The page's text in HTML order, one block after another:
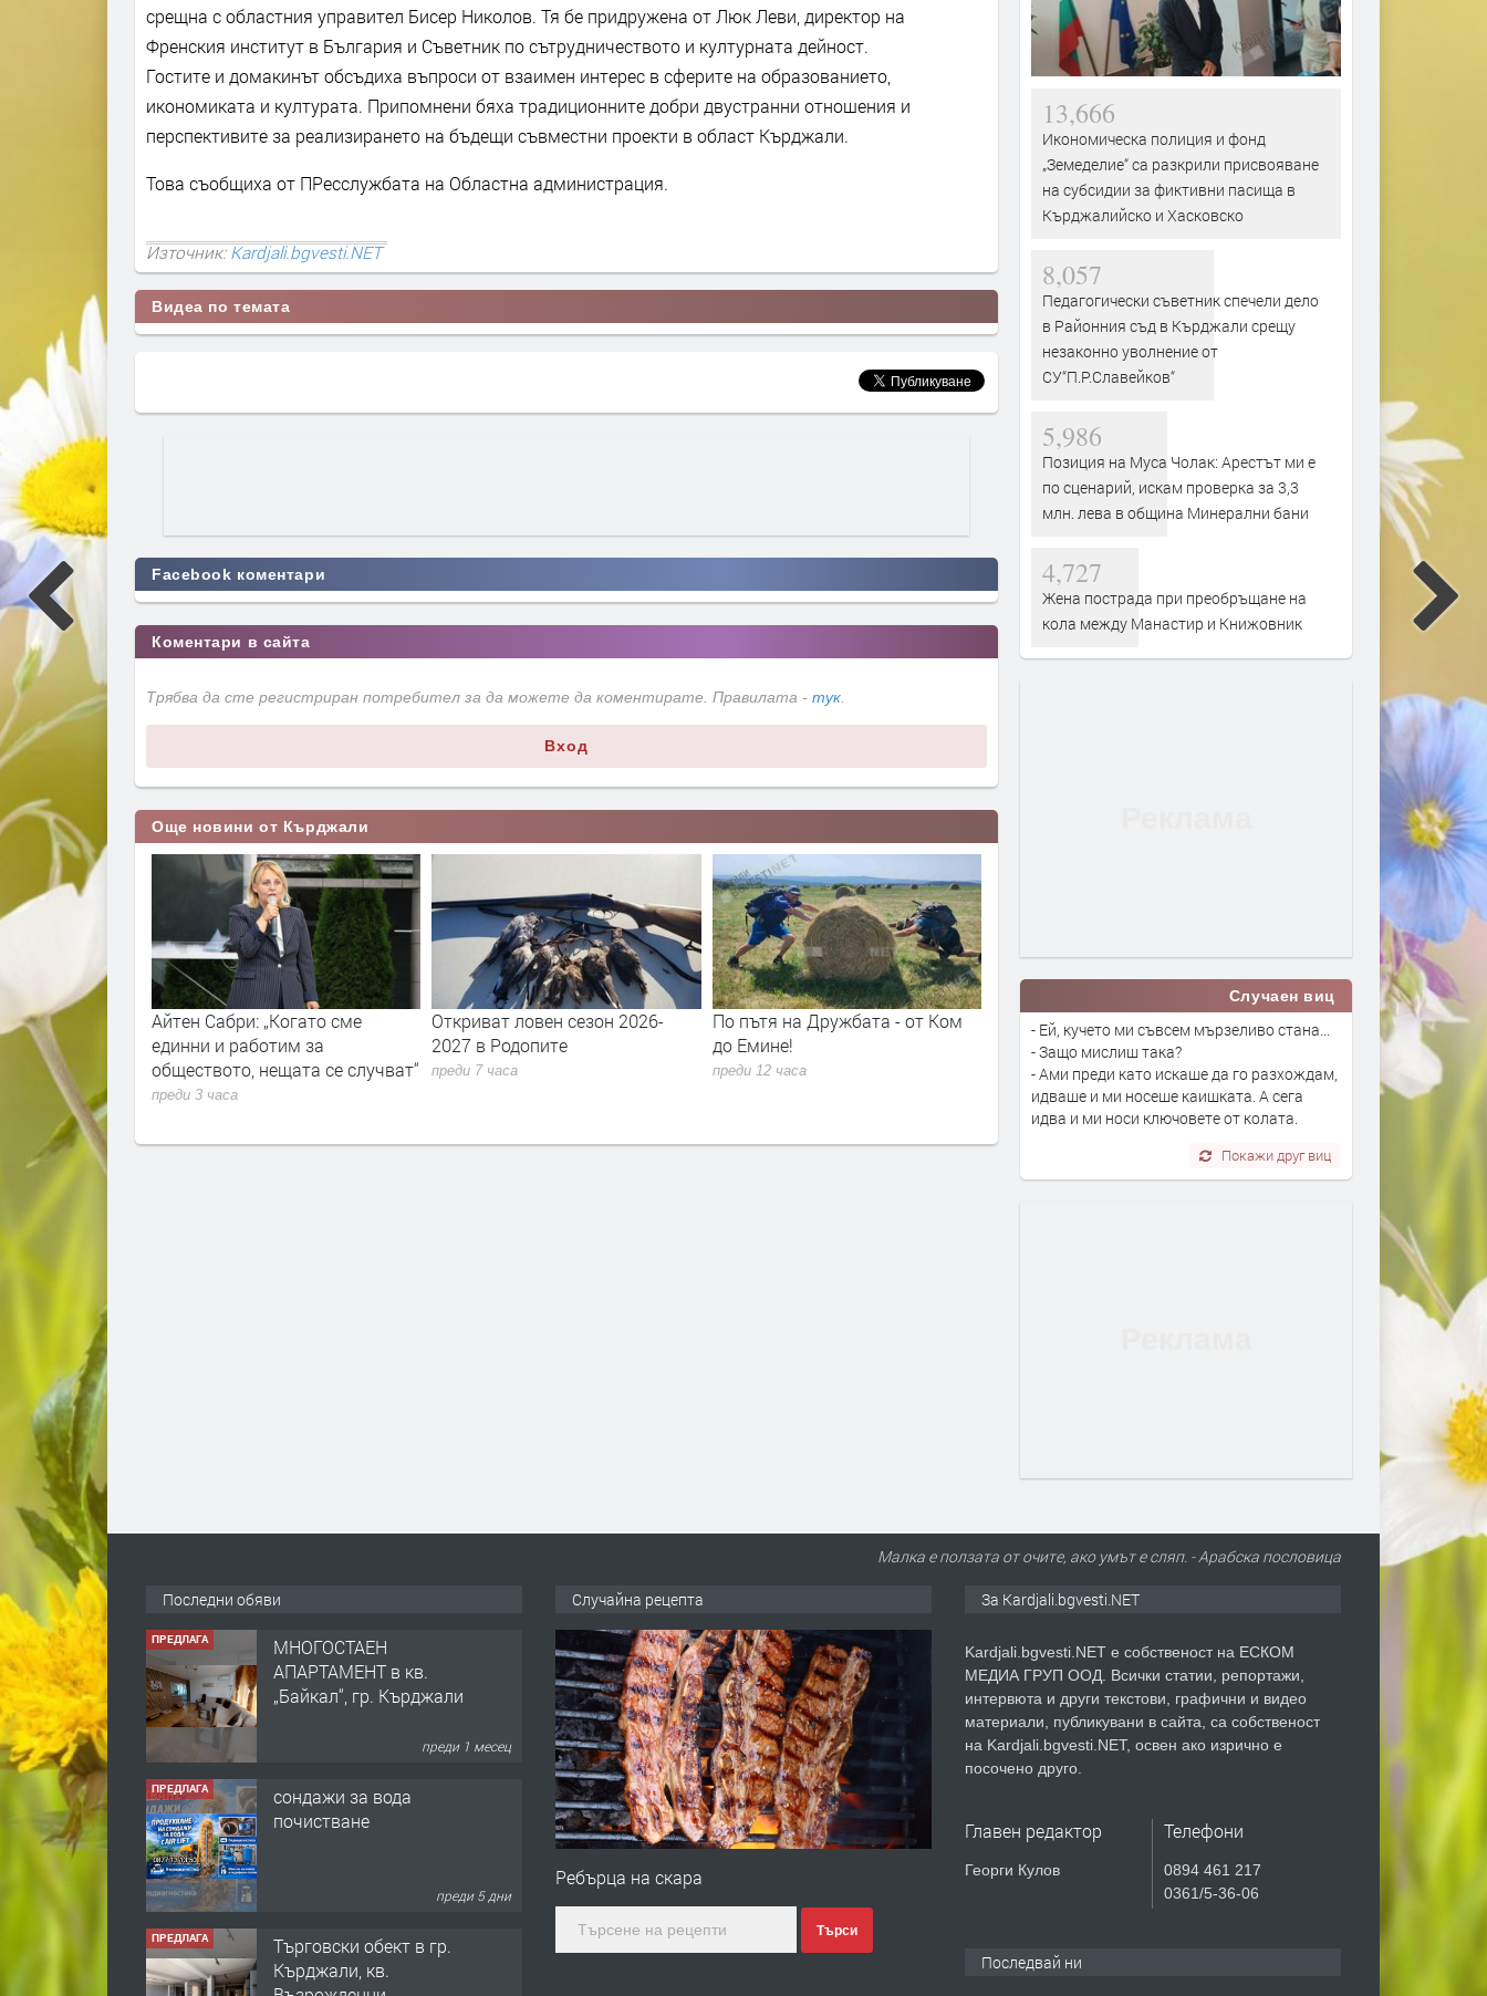
срещна с областния управител Бисер Николов. Тя бе придружена от Люк Леви, директор на
Френския институт в България и Съветник по сътрудничеството и културната дейност.
Гостите и домакинът обсъдиха въпроси от взаимен интерес в сферите на образованието,
икономиката и културата. Припомнени бяха традиционните добри двустранни отношения и
перспективите за реализирането на бъдещи съвместни проекти в област Кърджали.
Това съобщиха от ПРесслужбата на Областна администрация.
Източник:Kardjali.bgvesti.NET
Видеа по темата
Facebook коментари
Коментари в сайта
Трябва да сте регистриран потребител за да можете да коментирате. Правилата - тук.
Вход
Още новини от Кърджали
сме
за
се случват“
Откриват ловен сезон 2026-
2027 в Родопите
преди 7 часа
По пътя на Дружбата - от Ком
до Емине!
преди 12 часа
Почистиха от избуели треви
пространството около
паметника на Апостола след
Входът в басейните в
Кърджалийско скочи двойно с
въвеждане на еврото,на места
достигна 15 евро
преди 13 часа
Канят на събор в
памет на Елмалъ баба
преди 13 часа
13,666
Икономическа полиция и фонд
„Земеделие“ са разкрили присвояване
на субсидии за фиктивни пасища в
Кърджалийско и Хасковско
8,057
Педагогически съветник спечели дело
в Районния съд в Кърджали срещу
незаконно уволнение от
СУ“П.Р.Славейков“
5,986
Позиция на Муса Чолак: Арестът ми е
по сценарий, искам проверка за 3,3
млн. лева в община Минерални бани
4,727
Жена пострада при преобръщане на
кола между Манастир и Книжовник
Случаен виц
- Ей, кучето ми съвсем мързеливо стана...
- Защо мислиш така?
- Ами преди като искаше да го разхождам,
идваше и ми носеше каишката. А сега
идва и ми носи ключовете от колата.
Покажи друг виц
Малка е ползата от очите, ако умът е сляп. - Арабска пословица
Последни обяви
ПРЕДЛАГА
сондажи за вода
почистване
преди 5 дни
ПРЕДЛАГА
Tърговски обект в гр.
Кърджали, кв.
преди 5 месеца
ПРЕДЛАГА търсим общ работник
Случайна рецепта
Ребърца на скара
Търси
За Kardjali.bgvesti.NET
Kardjali.bgvesti.NET е собственост на ЕСКОМ
МЕДИА ГРУП ООД. Всички статии, репортажи,
интервюта и други текстови, графични и видео
материали, публикувани в сайта, са собственост
на Kardjali.bgvesti.NET, освен ако изрично е
посочено друго.
Главен редактор
Георги Кулов
Телефони
0894 461 217
0361/5-36-06
Последвай ни